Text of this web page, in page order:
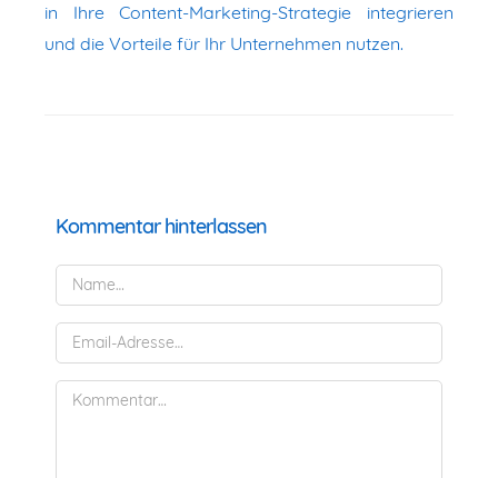
in Ihre Content-Marketing-Strategie integrieren
und die Vorteile für Ihr Unternehmen nutzen.
Kommentar hinterlassen